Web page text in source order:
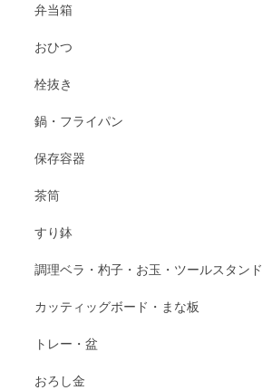
弁当箱
おひつ
栓抜き
鍋・フライパン
保存容器
茶筒
すり鉢
調理ベラ・杓子・お玉・ツールスタンド
カッティッグボード・まな板
トレー・盆
おろし金